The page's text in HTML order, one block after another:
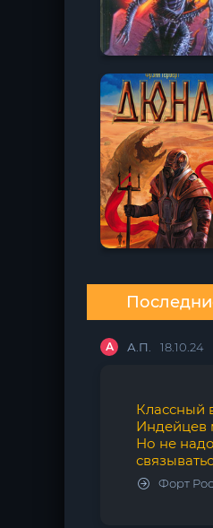
А А.П. 18.10.24
Классный
Индейцев
Но не
Форт